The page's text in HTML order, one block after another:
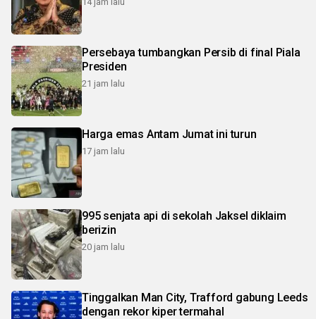
Persebaya tumbangkan Persib di final Piala
Presiden
21 jam lalu
Harga emas Antam Jumat ini turun
17 jam lalu
995 senjata api di sekolah Jaksel diklaim
berizin
20 jam lalu
Tinggalkan Man City, Trafford gabung Leeds
dengan rekor kiper termahal